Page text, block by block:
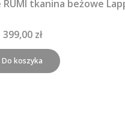
tkanina beżowe
399,00 zł
Do koszyka